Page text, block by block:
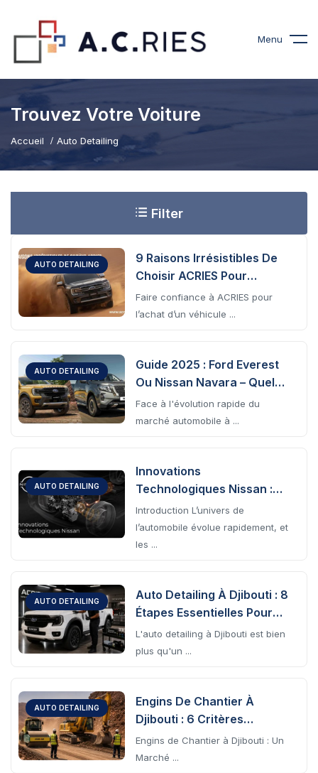
Menu
Trouvez Votre Voiture
Accueil Auto Detailing
Filter
AUTO DETAILING
9 Raisons Irrésistibles De
Choisir ACRIES Pour
L’Achat De Votre Voiture À
Djibouti
Faire confiance à ACRIES pour
l’achat d’un véhicule ...
AUTO DETAILING
Guide 2025 : Ford Everest
Ou Nissan Navara – Quel
SUV Choisir À Djibouti ?
Face à l'évolution rapide du
marché automobile à ...
AUTO DETAILING
Innovations
Technologiques Nissan :
Les Dernières Avancées
Révolutionnant La
Conduite À Djibouti
Introduction L’univers de
l’automobile évolue rapidement, et
les ...
AUTO DETAILING
Auto Detailing À Djibouti : 8
Étapes Essentielles Pour
Protéger Votre Véhicule
L'auto detailing à Djibouti est bien
plus qu'un ...
AUTO DETAILING
Engins De Chantier À
Djibouti : 6 Critères
Essentiels Pour Bien
Choisir Chez ACRIES
Engins de Chantier à Djibouti : Un
Marché ...